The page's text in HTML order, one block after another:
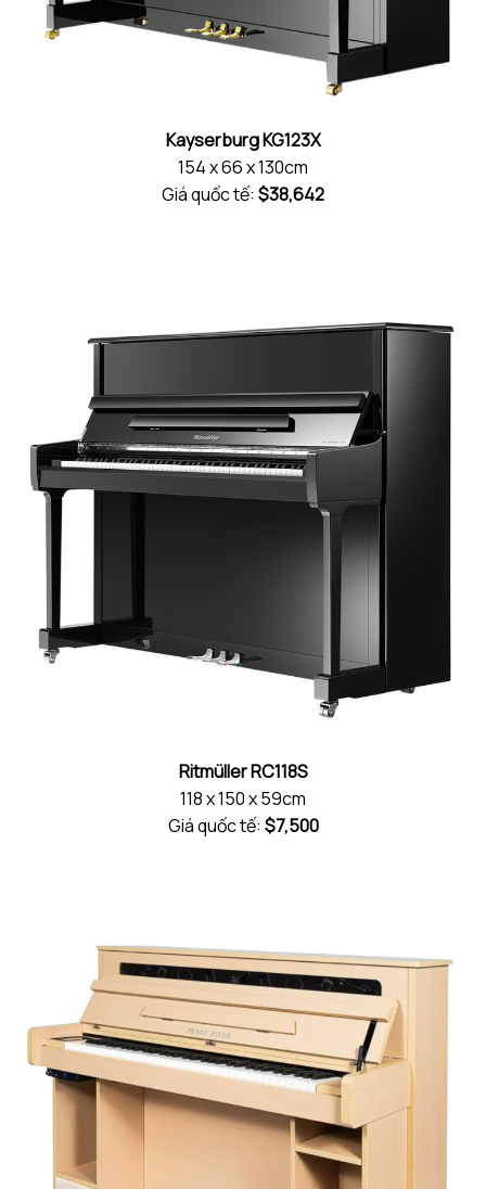
Kayserburg KG123X
154 x 66 x 130cm
Giá quốc tế: $38,642
Ritmüller RC118S
118 x 150 x 59cm
Giá quốc tế: $7,500